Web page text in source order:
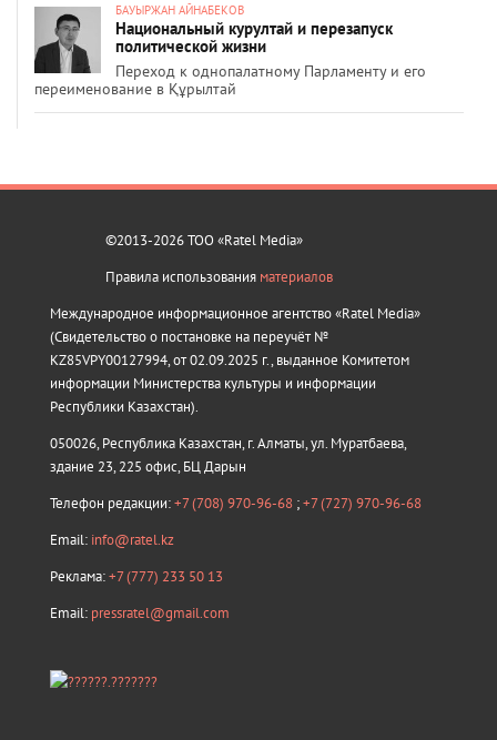
БАУЫРЖАН АЙНАБЕКОВ
Национальный курултай и перезапуск
политической жизни
Переход к однопалатному Парламенту и его
переименование в Құрылтай
©2013-2026 ТОО «Ratel Media»
Правила использования материалов
Международное информационное агентство «Ratel Media»
(Свидетельство о постановке на переучёт №
KZ85VPY00127994, от 02.09.2025 г., выданное Комитетом
информации Министерства культуры и информации
Республики Казахстан).
050026, Республика Казахстан, г. Алматы, ул. Муратбаева,
здание 23, 225 офис, БЦ Дарын
Телефон редакции:+7 (708) 970-96-68 ;+7 (727) 970-96-68
Email: info@ratel.kz
Реклама:+7 (777) 233 50 13
Email: pressratel@gmail.com